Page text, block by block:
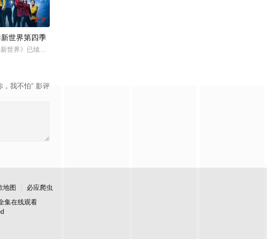
侦探本能，与一位热衷真实
情报员，而是为一家私营安保企业工作。新一季
坏了一个谢尔顿和莱纳德制造的设备，意外导致了多元宇宙的世界末日，他必须与女友
2.0
世界第四季
世界》已续订第四季。
，我不怕” 影评
地图
必应爬虫
集在线观看